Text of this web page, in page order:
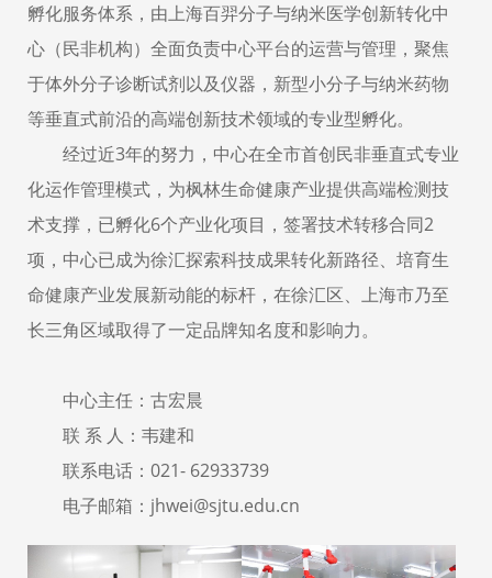
孵化服务体系，由上海百羿分子与纳米医学创新转化中
心（民非机构）全面负责中心平台的运营与管理，聚焦
于体外分子诊断试剂以及仪器，新型小分子与纳米药物
等垂直式前沿的高端创新技术领域的专业型孵化。
经过近3年的努力，中心在全市首创民非垂直式专业
化运作管理模式，为枫林生命健康产业提供高端检测技
术支撑，已孵化6个产业化项目，签署技术转移合同2
项，中心已成为徐汇探索科技成果转化新路径、培育生
命健康产业发展新动能的标杆，在徐汇区、上海市乃至
长三角区域取得了一定品牌知名度和影响力。
中心主任：古宏晨
联 系 人：韦建和
联系电话：021- 62933739
电子邮箱：jhwei@sjtu.edu.cn